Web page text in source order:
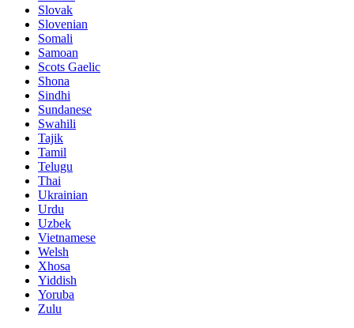
Slovak
Slovenian
Somali
Samoan
Scots Gaelic
Shona
Sindhi
Sundanese
Swahili
Tajik
Tamil
Telugu
Thai
Ukrainian
Urdu
Uzbek
Vietnamese
Welsh
Xhosa
Yiddish
Yoruba
Zulu